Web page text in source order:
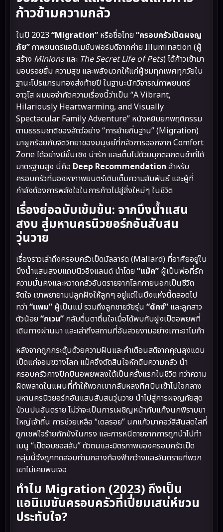
ก้าวข้ามความกลัว
ในปี 2023 “Migration” หรือชื่อไทย“ครอบครัวเป็ดผจญ
ภัย”ภาพยนตร์แอนิเมชันฟอร์มดีจากค่าย Illumination (ผู้
สร้าง Minionsและ The Secret Life of Pets) ได้ก้าวเข้ามา
มอบรอยยิ้ม ความสุข และพลังบวกให้แก่ผู้ชมทุกเพศทุกวัยใน
ฐานะโปรแกรมทองส่งท้ายปี ในฐานะนักวิจารณ์ภาพยนตร์
อาวุโส ผมขอจำกัดความเรื่องนี้ว่าเป็น “A Vibrant,
Hilariously Heartwarming, and Visually
Spectacular Family Adventure” หนังหยิบยกพฤติกรรม
ตามธรรมชาติของสัตว์อย่าง “การย้ายถิ่นฐาน” (Migration)
มาผูกร้อยกับจิตวิทยาของมนุษย์ที่กลัวการออกจาก Comfort
Zone ได้อย่างมีชั้นเชิง น่ารัก และเต็มไปด้วยมุกตลกตบขำที่ได้
มาตรฐานสูง นี่คือ Deep Recommendation สำหรับ
ครอบครัวที่มองหาภาพยนตร์เติมเต็มความสัมพันธ์ และผู้ที่
กำลังต้องการพลังใจในการก้าวไปสู่สิ่งใหม่ๆ ในชีวิต
เรื่องย่อฉบับเข้มข้น: จากบึงน้ำแสน
สงบ สู่มหานครนิวยอร์กอันสับสน
วุ่นวาย
เรื่องราวเล่าถึงครอบครัวเป็ดมัลลาร์ด (Mallard) ที่อาศัยอยู่ใน
บึงน้ำแสนสงบแถบนิวอิงแลนด์ นำโดย“แม็ค” ผู้เป็นพ่อที่รัก
ความมั่นคงและหวาดกลัวอันตรายจากโลกภายนอกเป็นชีวิต
จิตใจ เขาพยายามปลูกฝังให้ลูกๆ อยู่แต่ในบึงแห่งนี้ตลอดไป
ทว่า“แพม” ผู้เป็นแม่ รวมถึงลูกชายวัยรุ่น “ดักซ์” และลูกสาว
ตัวน้อย“กเวน” กลับตื่นตาตื่นใจเมื่อได้พบกับฝูงเป็ดอพยพที่
เดินทางผ่านมา และเล่าถึงสถานที่อันสวยงามอย่างเกาะจาไมก้า
หลังจากถูกกระตุ้นด้วยความฝันและคำเตือนสติจากคุณลุงแดน
เป็ดแก่จอมขวางโลก แม็คจึงตัดสินใจหักดิบความกลัว นำ
ครอบครัวกางปีกบินอพยพลงใต้เป็นครั้งแรกในชีวิต ทว่าความ
ผิดพลาดในแผนที่ทำให้พวกเขากลับหลงทิศบินเข้าไปใจกลาง
มหานครนิวยอร์กอันแสนสับสนวุ่นวาย นำไปสู่การผจญภัยสุด
ป่วนปนอันตราย ไม่ว่าจะเป็นการเผชิญหน้ากับแก๊งนกพิราบขา
ใหญ่เจ้าถิ่น การช่วยเหลือ “เดลรอย” นกแก้วมาคอว์สีสันสดใสที่
ถูกเชฟใจร้ายกักขังในกรง และการหนีตายจากการถูกนำไปทำ
เมนู “เป็ดอบซอสส้ม” ตัวตนและมิตรภาพของครอบครัวเป็ด
กลุ่มนี้จึงถูกทดสอบท่ามกลางท้องฟ้ากว้างและอันตรายที่พวก
เขาไม่เคยพบเจอ
ทำไม Migration (2023) ถึงเป็น
แอนิเมชันครอบครัวที่เปี่ยมเสน่ห์ชวน
ประทับใจ?